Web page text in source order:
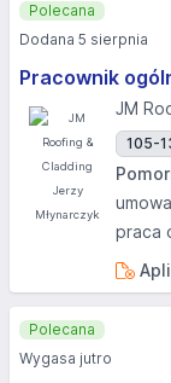
Pracownik
JM
105-
praca
Polecana
Dodana 5 sierpnia
Polecana
Wygasa jutro